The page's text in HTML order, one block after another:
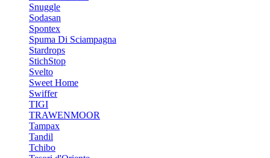
Snuggle
Sodasan
Spontex
Spuma Di Sciampagna
Stardrops
StichStop
Svelto
Sweet Home
Swiffer
TIGI
TRAWENMOOR
Tampax
Tandil
Tchibo